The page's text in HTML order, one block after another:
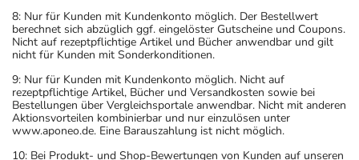
8: Nur für Kunden mit Kundenkonto möglich. Der Bestellwert
berechnet sich abzüglich ggf. eingelöster Gutscheine und Coupons.
Nicht auf rezeptpflichtige Artikel und Bücher anwendbar und gilt
nicht für Kunden mit Sonderkonditionen.
9: Nur für Kunden mit Kundenkonto möglich. Nicht auf
rezeptpflichtige Artikel, Bücher und Versandkosten sowie bei
Bestellungen über Vergleichsportale anwendbar. Nicht mit anderen
Aktionsvorteilen kombinierbar und nur einzulösen unter
www.aponeo.de. Eine Barauszahlung ist nicht möglich.
10: Bei Produkt- und Shop-Bewertungen von Kunden auf unseren